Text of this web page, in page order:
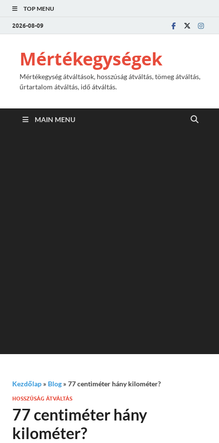
TOP MENU
2026-08-09
Mértékegységek
Mértékegység átváltások, hosszúság átváltás, tömeg átváltás,
űrtartalom átváltás, idő átváltás.
MAIN MENU
Kezdőlap » Blog » 77 centiméter hány kilométer?
HOSSZÚSÁG ÁTVÁLTÁS
77 centiméter hány
kilométer?